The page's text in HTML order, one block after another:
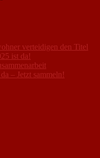
verteidigen den Titel
ist da!
– Jetzt sammeln!